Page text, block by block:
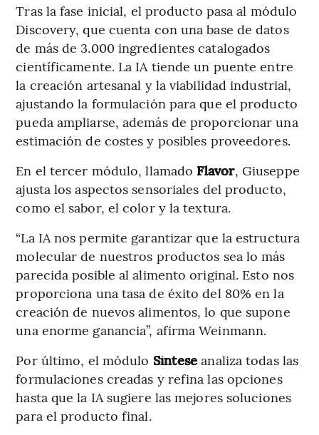
Tras la fase inicial, el producto pasa al módulo
Discovery, que cuenta con una base de datos
de más de 3.000 ingredientes catalogados
científicamente. La IA tiende un puente entre
la creación artesanal y la viabilidad industrial,
ajustando la formulación para que el producto
pueda ampliarse, además de proporcionar una
estimación de costes y posibles proveedores.
En el tercer módulo, llamado Flavor, Giuseppe
ajusta los aspectos sensoriales del producto,
como el sabor, el color y la textura.
“La IA nos permite garantizar que la estructura
molecular de nuestros productos sea lo más
parecida posible al alimento original. Esto nos
proporciona una tasa de éxito del 80% en la
creación de nuevos alimentos, lo que supone
una enorme ganancia”, afirma Weinmann.
Por último, el módulo Síntese analiza todas las
formulaciones creadas y refina las opciones
hasta que la IA sugiere las mejores soluciones
para el producto final.